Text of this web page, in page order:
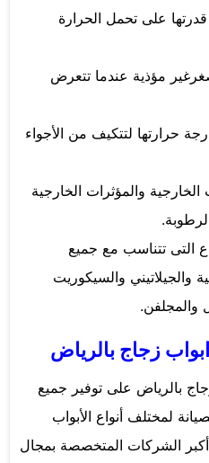
على تحمل الحرارة
مؤذية عندما تتعرض
حرارتها لتتكيف من الأجواء
والمؤثرات الخارجية
التى تتناسب مع جميع
والجيلاتيني والسيكوريت
والمجلفن.
زجاج بالرياض
بالرياض على توفير جميع
لمختلف أنواع الأبواب
أكبر الشركات المتخصصة بمجال